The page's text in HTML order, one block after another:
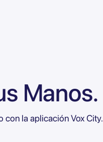
Manos.
con la aplicación Vox City.